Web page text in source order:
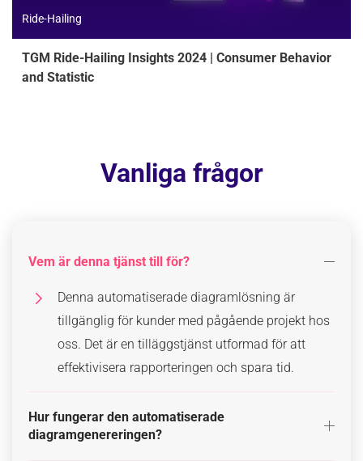
Ride-Hailing
TGM Ride-Hailing Insights 2024 | Consumer Behavior
and Statistic
Vanliga frågor
Vem är denna tjänst till för?
Denna automatiserade diagramlösning är
tillgänglig för kunder med pågående projekt hos
oss. Det är en tilläggstjänst utformad för att
effektivisera rapporteringen och spara tid.
Hur fungerar den automatiserade
diagramgenereringen?